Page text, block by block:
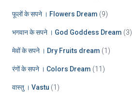
फूलों के सपने । Flowers Dream (9)
भगवान के सपने । God Goddess Dream (3)
मेवों के सपने । Dry Fruits dream (1)
रंगों के सपने । Colors Dream (11)
वास्तु । Vastu (1)